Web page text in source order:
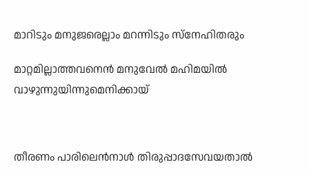
മാറിടും മനുജരെല്ലാം മറന്നിടും സ്നേഹിതരും
മാറ്റമില്ലാത്തവനെൻ മനുവേൽ മഹിമയിൽ
വാഴുന്നുയിന്നുമെനിക്കായ്
തീരണം പാരിലെൻനാൾ തിരുപ്പാദസേവയതാൽ